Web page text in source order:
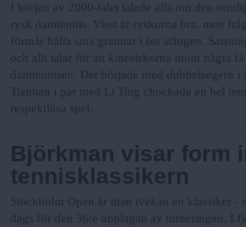
I början av 2000-talet talade alla om den
rysk damtennis. Visst är ryskorna bra, men
förmår hålla sina grannar i öst stången.
och allt talar för att kinesiskorna inom några få
damtennisen. Det började med dubbelsegern i
Tiantian i par med Li Ting chockade en hel
respektlösa spel.
Björkman visar form
tennisklassikern
Stockholm Open är utan tvekan en klassiker -
dags för den 36:e upplagan av turneringen. I